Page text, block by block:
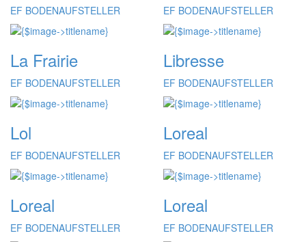
EF BODENAUFSTELLER EF BODENAUFSTELLER
La Frairie
EF BODENAUFSTELLER
Libresse
EF BODENAUFSTELLER
Lol
EF BODENAUFSTELLER
Loreal
EF BODENAUFSTELLER
Loreal
EF BODENAUFSTELLER
Loreal
EF BODENAUFSTELLER